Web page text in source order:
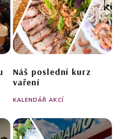
Náš poslední kurz
vaření
KALENDÁŘ AKCÍ